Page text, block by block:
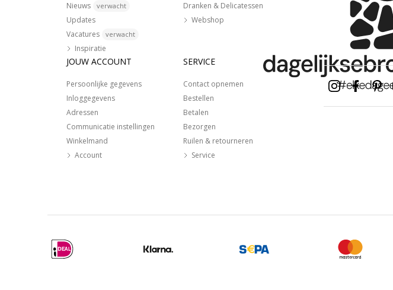
Nieuws
verwacht
Updates
Vacatures
verwacht
Inspiratie
Dranken & Delicatessen
Webshop
JOUW ACCOUNT
Persoonlijke gegevens
Inloggegevens
Adressen
Communicatie instellingen
Winkelmand
Account
SERVICE
Contact opnemen
Bestellen
Betalen
Bezorgen
Ruilen & retourneren
Service